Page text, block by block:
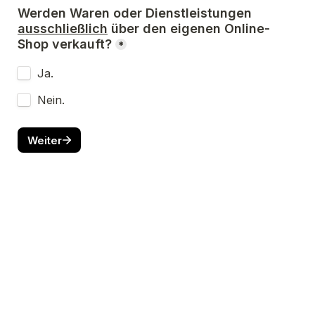
ausschließlich über den eigenen Online-
Shop verkauft? *
Ja.
Nein.
Weiter